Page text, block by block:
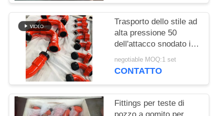
Trasporto dello stile ad
alta pressione 50
dell'attacco snodato in
acciaio dei montaggi
fluidi della testa di
negotiable MOQ:1 set
CONTATTO
Fittings per teste di
pozzo a gomito per